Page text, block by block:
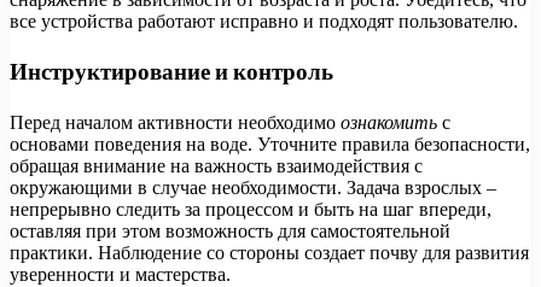
все устройства работают исправно и подходят пользователю.
Инструктирование и контроль
Перед началом активности необходимо ознакомить с
основами поведения на воде. Уточните правила безопасности,
обращая внимание на важность взаимодействия с
окружающими в случае необходимости. Задача взрослых –
непрерывно следить за процессом и быть на шаг впереди,
оставляя при этом возможность для самостоятельной
практики. Наблюдение со стороны создает почву для развития
уверенности и мастерства.